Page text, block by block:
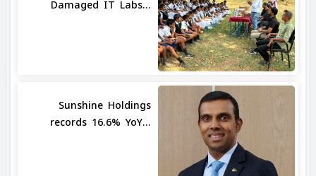
Damaged IT Labs...
Sunshine Holdings
records 16.6% YoY...